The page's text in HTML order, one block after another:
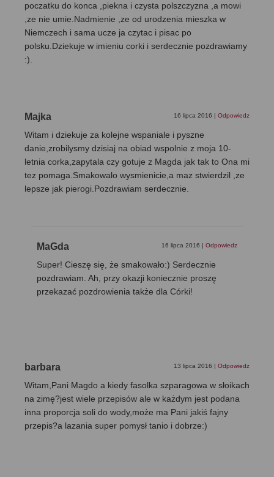
poczatku do konca ,piekna i czysta polszczyzna ,a mowi
,ze nie umie.Nadmienie ,ze od urodzenia mieszka w
Niemczech i sama ucze ja czytac i pisac po
polsku.Dziekuje w imieniu corki i serdecznie pozdrawiamy
:).
Majka 16 lipca 2016 | Odpowiedz
Witam i dziekuje za kolejne wspaniale i pyszne
danie,zrobilysmy dzisiaj na obiad wspolnie z moja 10-
letnia corka,zapytala czy gotuje z Magda jak tak to Ona mi
tez pomaga.Smakowalo wysmienicie,a maz stwierdzil ,ze
lepsze jak pierogi.Pozdrawiam serdecznie.
MaGda 16 lipca 2016 | Odpowiedz
Super! Cieszę się, że smakowało:) Serdecznie
pozdrawiam. Ah, przy okazji koniecznie proszę
przekazać pozdrowienia także dla Córki!
barbara 13 lipca 2016 | Odpowiedz
Witam,Pani Magdo a kiedy fasolka szparagowa w słoikach
na zimę?jest wiele przepisów ale w każdym jest podana
inna proporcja soli do wody,może ma Pani jakiś fajny
przepis?a lazania super pomysł tanio i dobrze:)